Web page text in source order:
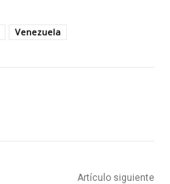
Venezuela
Artículo siguiente